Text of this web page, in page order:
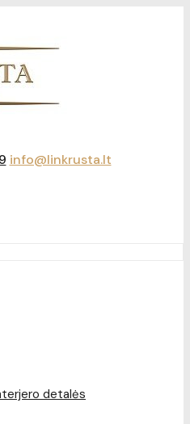
info@linkrusta.lt
detalės